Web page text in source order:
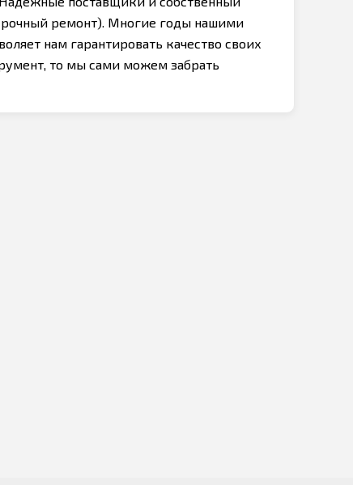
ремонт). Многие годы нашими
нам гарантировать качество своих
то мы сами можем забрать